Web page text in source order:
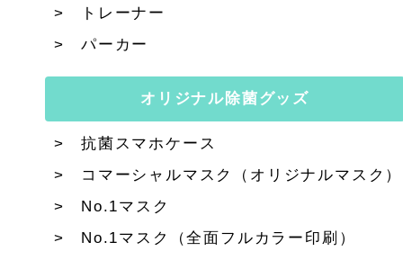
トレーナー
パーカー
オリジナル除菌グッズ
抗菌スマホケース
コマーシャルマスク（オリジナルマスク）
No.1マスク
No.1マスク（全面フルカラー印刷）